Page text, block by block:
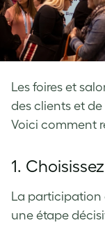
Les foires et
des clients et
Voici comment
1.
La participation
une étape